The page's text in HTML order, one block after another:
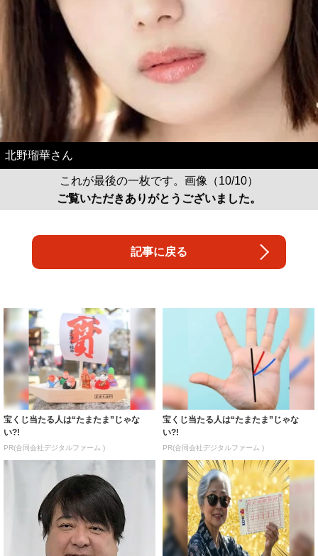
北野瑠華さん
これが最後の一枚です。画像（10/10）
ご覧いただきありがとうございました。
記事に戻る
宝くじ当たる人は“たまたま”じゃな
い?!
PR(合同会社デジタルファーム )
宝くじ当たる人は“たまたま”じゃな
い?!
PR(合同会社デジタルファーム )